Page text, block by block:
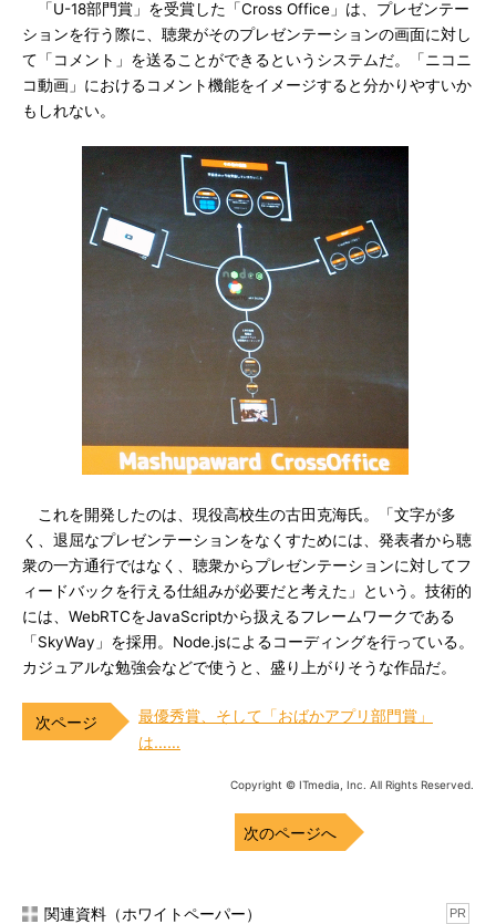
「U-18部門賞」を受賞した「Cross Office」は、プレゼンテー
ションを行う際に、聴衆がそのプレゼンテーションの画面に対し
て「コメント」を送ることができるというシステムだ。「ニコニ
コ動画」におけるコメント機能をイメージすると分かりやすいか
もしれない。
これを開発したのは、現役高校生の古田克海氏。「文字が多
く、退屈なプレゼンテーションをなくすためには、発表者から聴
衆の一方通行ではなく、聴衆からプレゼンテーションに対してフ
ィードバックを行える仕組みが必要だと考えた」という。技術的
には、WebRTCをJavaScriptから扱えるフレームワークである
「SkyWay」を採用。Node.jsによるコーディングを行っている。
カジュアルな勉強会などで使うと、盛り上がりそうな作品だ。
最優秀賞、そして「おばかアプリ部門賞」
は……
Copyright © ITmedia, Inc. All Rights Reserved.
次のページへ
関連資料（ホワイトペーパー） PR